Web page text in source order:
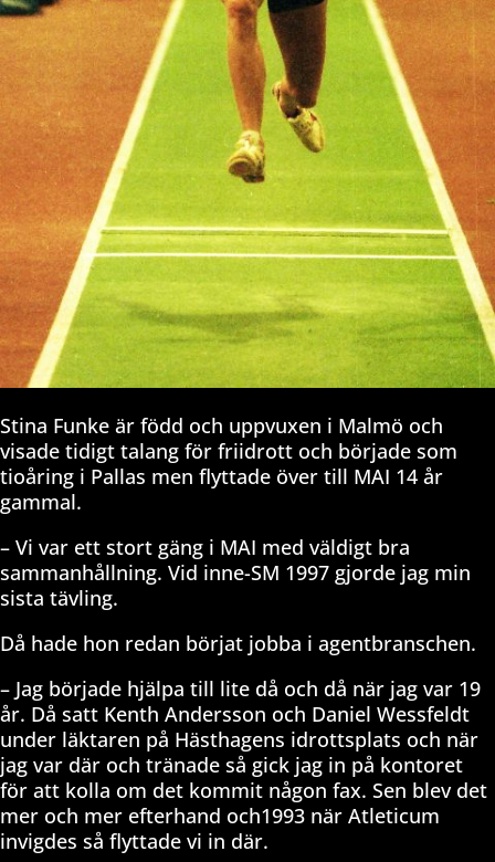
Stina Funke är född och uppvuxen i Malmö och
visade tidigt talang för friidrott och började som
tioåring i Pallas men flyttade över till MAI 14 år
gammal.
– Vi var ett stort gäng i MAI med väldigt bra
sammanhållning. Vid inne-SM 1997 gjorde jag min
sista tävling.
Då hade hon redan börjat jobba i agentbranschen.
– Jag började hjälpa till lite då och då när jag var 19
år. Då satt Kenth Andersson och Daniel Wessfeldt
under läktaren på Hästhagens idrottsplats och när
jag var där och tränade så gick jag in på kontoret
för att kolla om det kommit någon fax. Sen blev det
mer och mer efterhand och1993 när Atleticum
invigdes så flyttade vi in där.